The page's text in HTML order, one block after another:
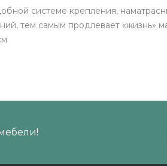
системе крепления,
тем самым продлевает «жизнь»